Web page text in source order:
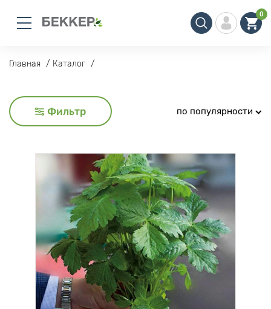
0
Главная Каталог
Фильтр по популярности